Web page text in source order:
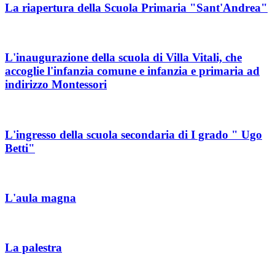
La riapertura della Scuola Primaria "Sant'Andrea"
L'inaugurazione della scuola di Villa Vitali, che
accoglie l'infanzia comune e infanzia e primaria ad
indirizzo Montessori
L'ingresso della scuola secondaria di I grado " Ugo
Betti"
L'aula magna
La palestra